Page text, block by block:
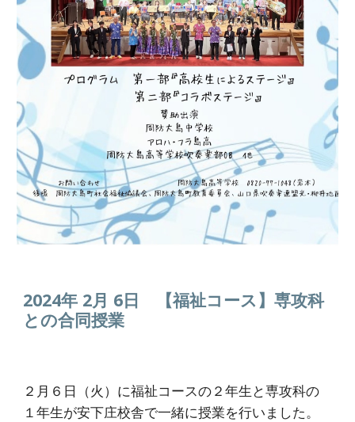
2024年 2月 6日 【福祉コース】専攻科
との合同授業
２月６日（火）に福祉コースの２年生と専攻科の
１年生が安下庄校舎で一緒に授業を行いました。